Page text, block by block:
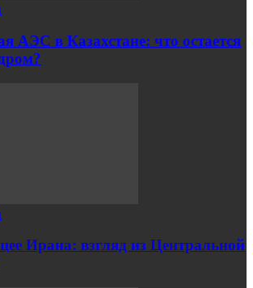
АЭС в Казахстане: что остается
Ирана: взгляд из Центральной